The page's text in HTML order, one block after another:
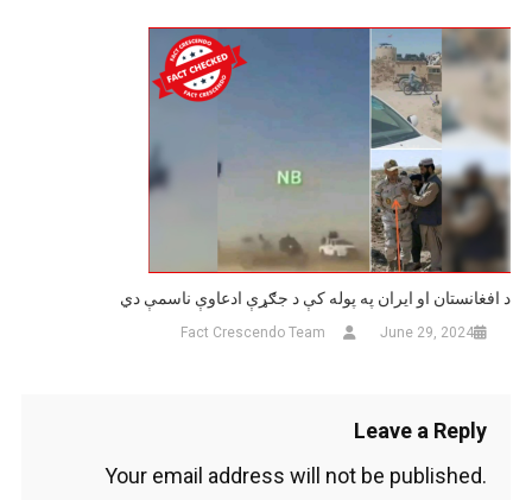
د افغانستان او ایران په پوله کې د جګړې ادعاوې ناسمې دي
June 29, 2024
Fact Crescendo Team
Leave a Reply
Your email address will not be published.